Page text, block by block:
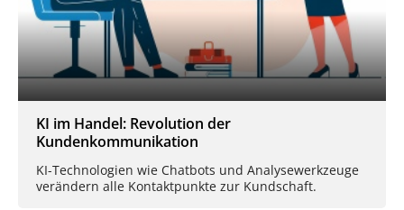
KI im Handel: Revolution der
Kundenkommunikation
KI-Technologien wie Chatbots und Analysewerkzeuge
verändern alle Kontaktpunkte zur Kundschaft.